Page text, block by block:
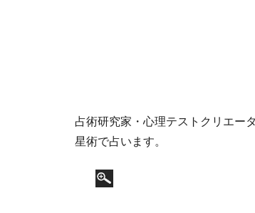
占術研究家・心理テストクリエー
星術で占います。